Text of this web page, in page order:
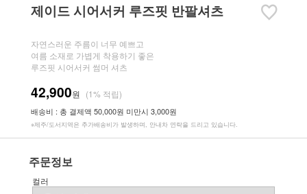
제이드 시어서커 루즈핏 반팔셔츠
자연스러운 주름이 너무 예쁘고
여름 소재로 가볍게 착용하기 좋은
루즈핏 시어서커 썸머 셔츠
42,900원 (1% 적립)
배송비 : 총 결제액 50,000원 미만시 3,000원
※제주/도서지역은 추가배송비가 발생하며, 안내차 연락을 드리고 있습니다.
주문정보
컬러